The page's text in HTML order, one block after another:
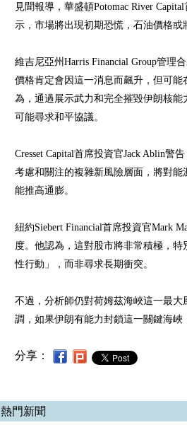
見聞報導，華盛頓Potomac River
示，市場將出現初期恐慌，石油價格或
維吉尼亞州Harris Financial Group管理
價格肯定會因這一消息而飆升，但可
為，通過展示武力和完全摧毀伊朗核
可能尋求和平協議。
Cresset Capital首席投資官Jack Ablin警
考慮和關注的複雜新風險層面，將對
能推高通膨。
紐約Siebert Financial首席投資官Mark
度。他認為，這對股市將非常積極，
性行動」，而非尋求長期衝突。
不過，分析師仍對荷姆茲海峽這一最大
調，如果伊朗有能力封鎖這一關鍵海峽
分享：
熱門新聞